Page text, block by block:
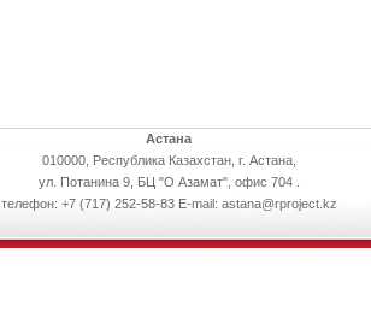
Астана
010000, Республика Казахстан, г. Астана,
ул. Потанина 9, БЦ "О Азамат", офис 704 .
телефон: +7 (717) 252-58-83 E-mail: astana@rproject.kz